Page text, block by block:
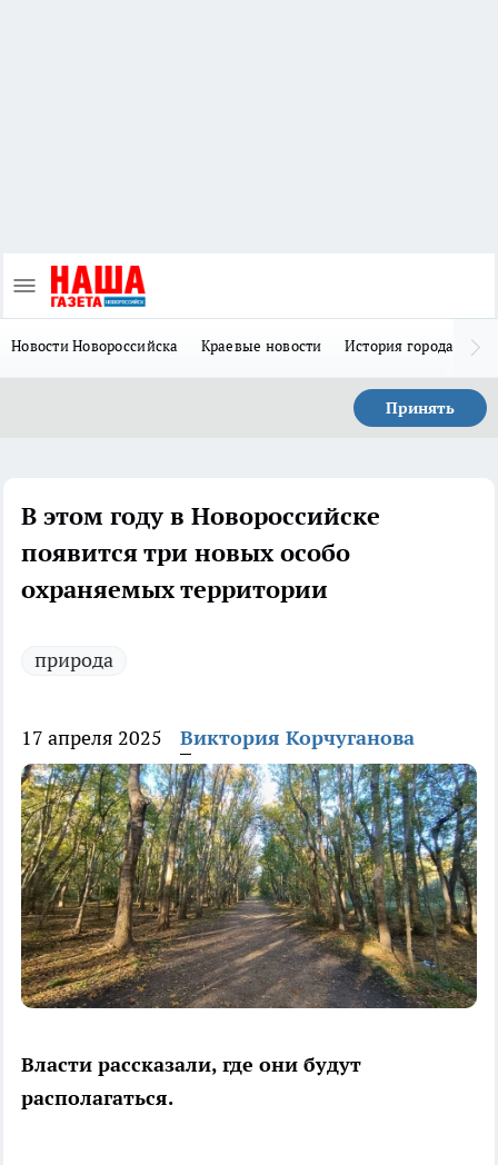
Новости Новороссийска Краевые новости История города Н
Принять
В этом году в Новороссийске
появится три новых особо
охраняемых территории
природа
17 апреля 2025 Виктория Корчуганова
Власти рассказали, где они будут
располагаться.